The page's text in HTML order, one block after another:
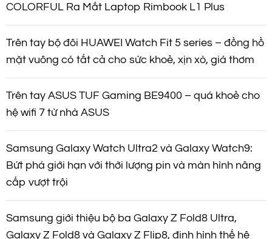
COLORFUL Ra Mắt Laptop Rimbook L1 Plus
Trên tay bộ đôi HUAWEI Watch Fit 5 series – đồng hồ
mặt vuông có tất cả cho sức khoẻ, xịn xò, giá thơm
Trên tay ASUS TUF Gaming BE9400 – quá khoẻ cho
hệ wifi 7 từ nhà ASUS
Samsung Galaxy Watch Ultra2 và Galaxy Watch9:
Bứt phá giới hạn với thời lượng pin và màn hình nâng
cấp vượt trội
Samsung giới thiệu bộ ba Galaxy Z Fold8 Ultra,
Galaxy Z Fold8 và Galaxy Z Flip8, định hình thế hệ